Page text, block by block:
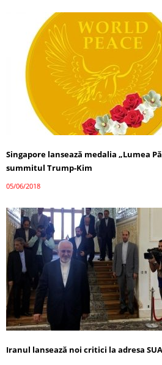
Singapore lansează medalia „Lumea
summitul Trump-Kim
05/06/2018
Iranul lansează noi critici la adresa SUA